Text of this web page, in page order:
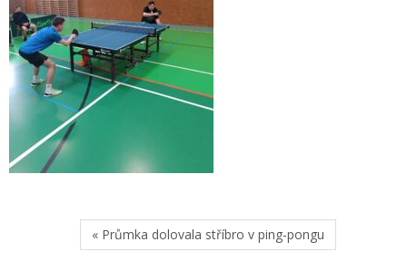
« Průmka dolovala stříbro v ping-pongu